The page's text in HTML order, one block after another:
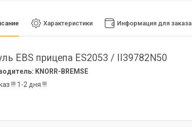
Характеристики Информация для заказа
EBS прицепа ES2053 / II39782N50
KNORR-BREMSE
!!! 1-2 дня !!!